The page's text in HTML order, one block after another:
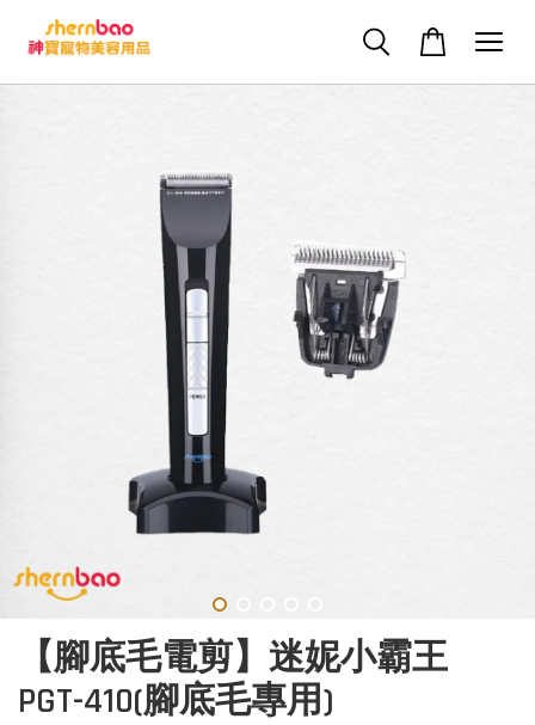
【腳底毛電剪】迷妮小霸王
PGT-410(腳底毛專用)